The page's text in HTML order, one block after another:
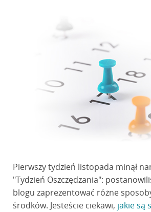
Pierwszy tydzień listopada minął
"Tydzień Oszczędzania":
blogu zaprezentować różne
środków. Jesteście ciekawi, jakie są